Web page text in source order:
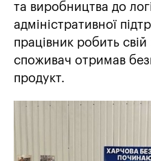
та виробництва до
адміністративної
працівник робить
споживач отримав
продукт.